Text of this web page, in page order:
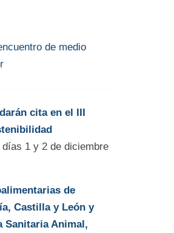
de medio
cita en el III
1 y 2 de diciembre
de
Castilla y León y
Sanitaria Animal,